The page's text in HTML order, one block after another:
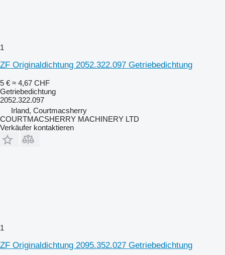
1
ZF Originaldichtung 2052.322.097 Getriebedichtung
5 € ≈ 4,67 CHF
Getriebedichtung
2052.322.097
Irland, Courtmacsherry
COURTMACSHERRY MACHINERY LTD
Verkäufer kontaktieren
1
ZF Originaldichtung 2095.352.027 Getriebedichtung